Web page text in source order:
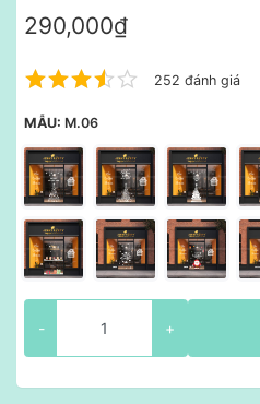
290,000₫
252 đánh giá
MẪU: M.06
- +